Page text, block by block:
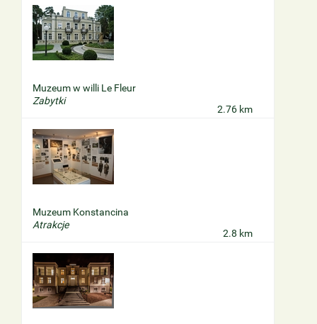
Muzeum w willi Le Fleur
Zabytki
2.76 km
Muzeum Konstancina
Atrakcje
2.8 km